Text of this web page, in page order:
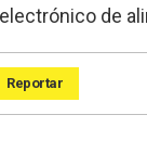
de
Reportar